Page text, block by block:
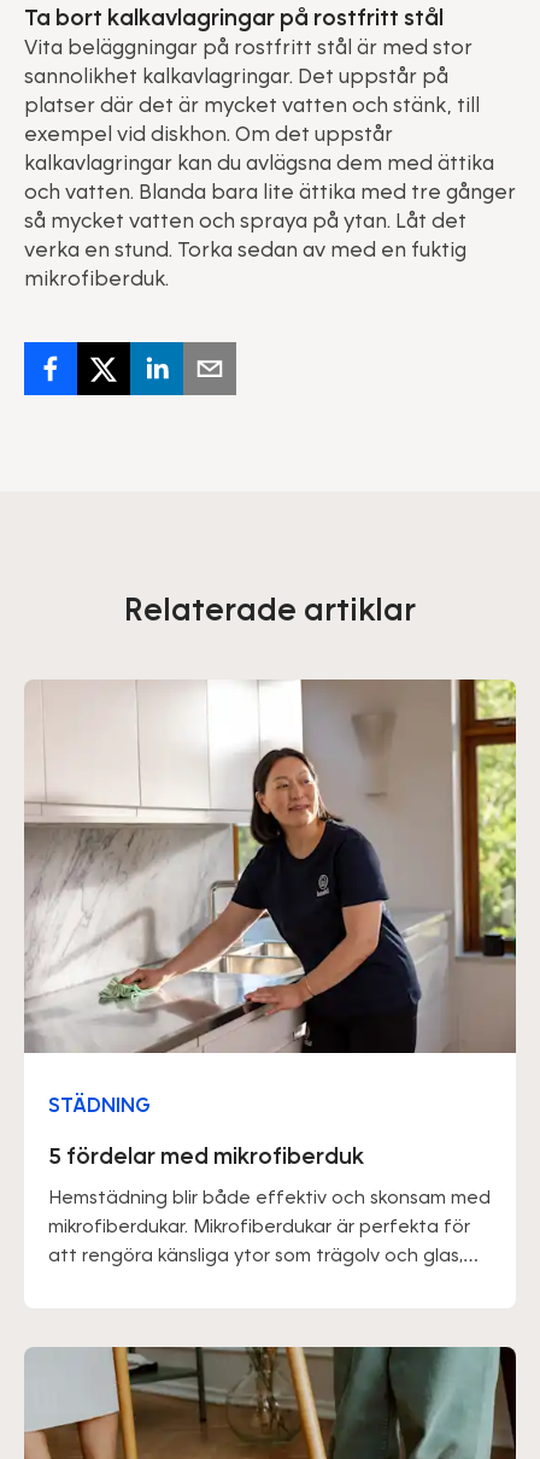
Ta bort kalkavlagringar på rostfritt stål
Vita beläggningar på rostfritt stål är med stor
sannolikhet kalkavlagringar. Det uppstår på
platser där det är mycket vatten och stänk, till
exempel vid diskhon. Om det uppstår
kalkavlagringar kan du avlägsna dem med ättika
och vatten. Blanda bara lite ättika med tre gånger
så mycket vatten och spraya på ytan. Låt det
verka en stund. Torka sedan av med en fuktig
mikrofiberduk.
Relaterade artiklar
STÄDNING
5 fördelar med mikrofiberduk
Hemstädning blir både effektiv och skonsam med
mikrofiberdukar. Mikrofiberdukar är perfekta för
att rengöra känsliga ytor som trägolv och glas,
att använda handskar eller smörja in händerna
efter användning.